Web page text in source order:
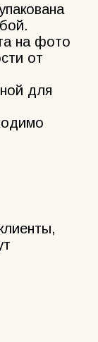
на фото
от
для